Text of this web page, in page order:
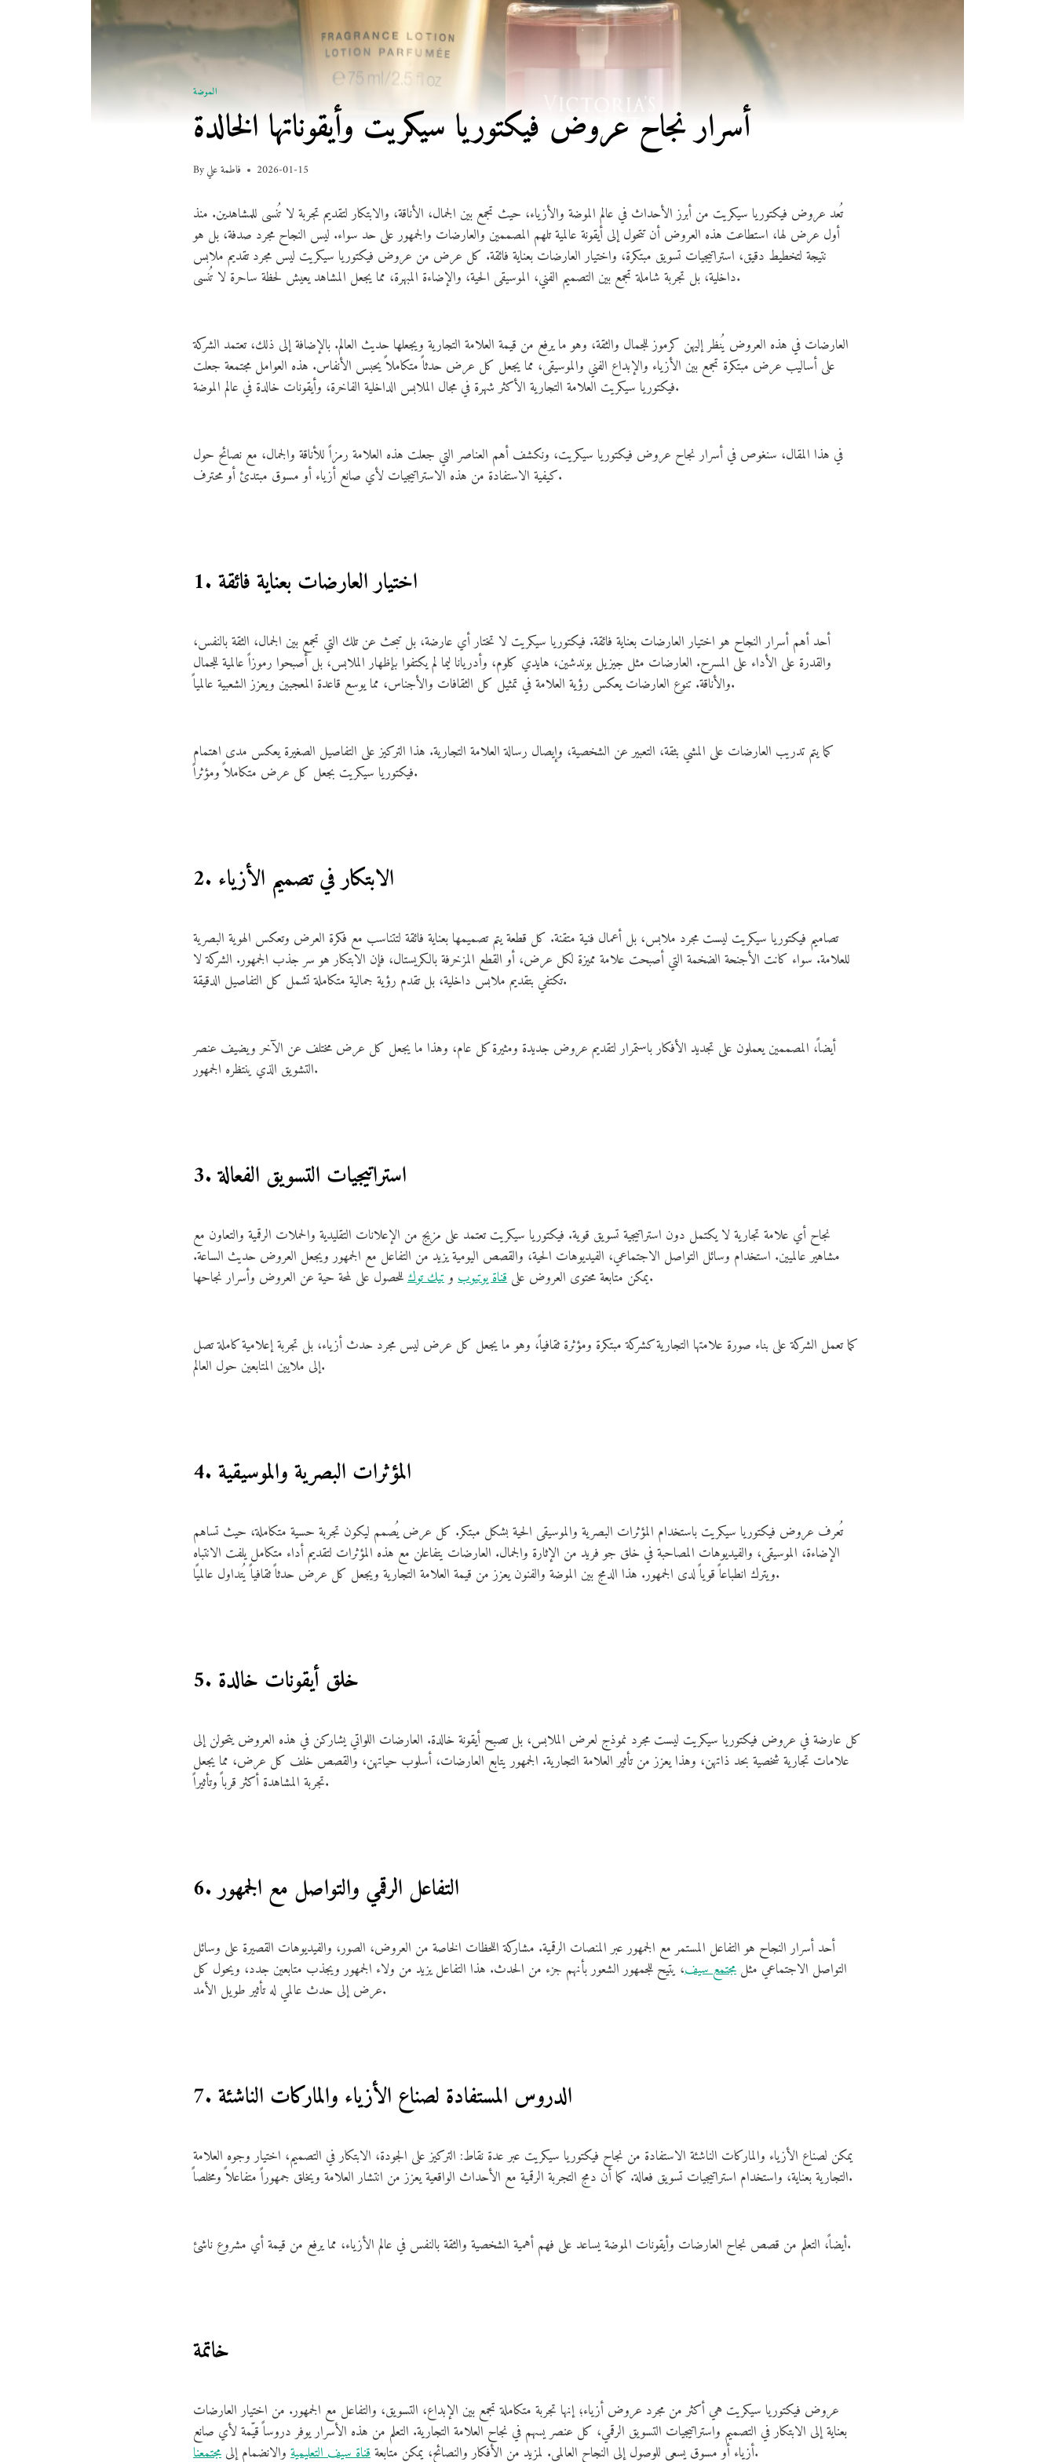
الموضة
أسرار نجاح عروض فيكتوريا سيكريت وأيقوناتها الخالدة
Byفاطمة علي 2026-01-15
تُعد عروض فيكتوريا سيكريت من أبرز الأحداث في عالم الموضة والأزياء، حيث تجمع بين الجمال، الأناقة، والابتكار لتقديم تجربة لا تُنسى للمشاهدين. منذ
أول عرض لها، استطاعت هذه العروض أن تتحول إلى أيقونة عالمية تلهم المصممين والعارضات والجمهور على حد سواء. ليس النجاح مجرد صدفة، بل هو
نتيجة لتخطيط دقيق، استراتيجيات تسويق مبتكرة، واختيار العارضات بعناية فائقة. كل عرض من عروض فيكتوريا سيكريت ليس مجرد تقديم ملابس
داخلية، بل تجربة شاملة تجمع بين التصميم الفني، الموسيقى الحية، والإضاءة المبهرة، مما يجعل المشاهد يعيش لحظة ساحرة لا تُنسى.
العارضات في هذه العروض يُنظر إليهن كرموز للجمال والثقة، وهو ما يرفع من قيمة العلامة التجارية ويجعلها حديث العالم. بالإضافة إلى ذلك، تعتمد الشركة
على أساليب عرض مبتكرة تجمع بين الأزياء والإبداع الفني والموسيقى، مما يجعل كل عرض حدثاً متكاملاً يحبس الأنفاس. هذه العوامل مجتمعة جعلت
فيكتوريا سيكريت العلامة التجارية الأكثر شهرة في مجال الملابس الداخلية الفاخرة، وأيقونات خالدة في عالم الموضة.
في هذا المقال، سنغوص في أسرار نجاح عروض فيكتوريا سيكريت، ونكشف أهم العناصر التي جعلت هذه العلامة رمزاً للأناقة والجمال، مع نصائح حول
كيفية الاستفادة من هذه الاستراتيجيات لأي صانع أزياء أو مسوق مبتدئ أو محترف.
1. اختيار العارضات بعناية فائقة
أحد أهم أسرار النجاح هو اختيار العارضات بعناية فائقة. فيكتوريا سيكريت لا تختار أي عارضة، بل تبحث عن تلك التي تجمع بين الجمال، الثقة بالنفس،
والقدرة على الأداء على المسرح. العارضات مثل جيزيل بوندشين، هايدي كلوم، وأدريانا ليما لم يكتفوا بإظهار الملابس، بل أصبحوا رموزاً عالمية للجمال
والأناقة. تنوع العارضات يعكس رؤية العلامة في تمثيل كل الثقافات والأجناس، مما يوسع قاعدة المعجبين ويعزز الشعبية عالمياً.
كما يتم تدريب العارضات على المشي بثقة، التعبير عن الشخصية، وإيصال رسالة العلامة التجارية. هذا التركيز على التفاصيل الصغيرة يعكس مدى اهتمام
فيكتوريا سيكريت بجعل كل عرض متكاملاً ومؤثراً.
2. الابتكار في تصميم الأزياء
تصاميم فيكتوريا سيكريت ليست مجرد ملابس، بل أعمال فنية متقنة. كل قطعة يتم تصميمها بعناية فائقة لتتناسب مع فكرة العرض وتعكس الهوية البصرية
للعلامة. سواء كانت الأجنحة الضخمة التي أصبحت علامة مميزة لكل عرض، أو القطع المزخرفة بالكريستال، فإن الابتكار هو سر جذب الجمهور. الشركة لا
تكتفي بتقديم ملابس داخلية، بل تقدم رؤية جمالية متكاملة تشمل كل التفاصيل الدقيقة.
أيضاً، المصممين يعملون على تجديد الأفكار باستمرار لتقديم عروض جديدة ومثيرة كل عام، وهذا ما يجعل كل عرض مختلف عن الآخر ويضيف عنصر
التشويق الذي ينتظره الجمهور.
3. استراتيجيات التسويق الفعالة
نجاح أي علامة تجارية لا يكتمل دون استراتيجية تسويق قوية. فيكتوريا سيكريت تعتمد على مزيج من الإعلانات التقليدية والحملات الرقمية والتعاون مع
مشاهير عالميين. استخدام وسائل التواصل الاجتماعي، الفيديوهات الحية، والقصص اليومية يزيد من التفاعل مع الجمهور ويجعل العروض حديث الساعة.
يمكن متابعة محتوى العروض على قناة يوتيوب وتيك توك للحصول على لمحة حية عن العروض وأسرار نجاحها.
كما تعمل الشركة على بناء صورة علامتها التجارية كشركة مبتكرة ومؤثرة ثقافياً، وهو ما يجعل كل عرض ليس مجرد حدث أزياء، بل تجربة إعلامية كاملة تصل
إلى ملايين المتابعين حول العالم.
4. المؤثرات البصرية والموسيقية
تُعرف عروض فيكتوريا سيكريت باستخدام المؤثرات البصرية والموسيقى الحية بشكل مبتكر. كل عرض يُصمم ليكون تجربة حسية متكاملة، حيث تساهم
الإضاءة، الموسيقى، والفيديوهات المصاحبة في خلق جو فريد من الإثارة والجمال. العارضات يتفاعلن مع هذه المؤثرات لتقديم أداء متكامل يلفت الانتباه
ويترك انطباعاً قوياً لدى الجمهور. هذا الدمج بين الموضة والفنون يعزز من قيمة العلامة التجارية ويجعل كل عرض حدثاً ثقافياً يُتداول عالميًا.
5. خلق أيقونات خالدة
كل عارضة في عروض فيكتوريا سيكريت ليست مجرد نموذج لعرض الملابس، بل تصبح أيقونة خالدة. العارضات اللواتي يشاركن في هذه العروض يتحولن إلى
علامات تجارية شخصية بحد ذاتهن، وهذا يعزز من تأثير العلامة التجارية. الجمهور يتابع العارضات، أسلوب حياتهن، والقصص خلف كل عرض، مما يجعل
تجربة المشاهدة أكثر قرباً وتأثيراً.
6. التفاعل الرقمي والتواصل مع الجمهور
أحد أسرار النجاح هو التفاعل المستمر مع الجمهور عبر المنصات الرقمية. مشاركة اللحظات الخاصة من العروض، الصور، والفيديوهات القصيرة على وسائل
التواصل الاجتماعي مثل مجتمع سيف، يتيح للجمهور الشعور بأنهم جزء من الحدث. هذا التفاعل يزيد من ولاء الجمهور ويجذب متابعين جدد، ويحول كل
عرض إلى حدث عالمي له تأثير طويل الأمد.
7. الدروس المستفادة لصناع الأزياء والماركات الناشئة
يمكن لصناع الأزياء والماركات الناشئة الاستفادة من نجاح فيكتوريا سيكريت عبر عدة نقاط: التركيز على الجودة، الابتكار في التصميم، اختيار وجوه العلامة
التجارية بعناية، واستخدام استراتيجيات تسويق فعالة. كما أن دمج التجربة الرقمية مع الأحداث الواقعية يعزز من انتشار العلامة ويخلق جمهوراً متفاعلاً ومخلصاً.
أيضاً، التعلم من قصص نجاح العارضات وأيقونات الموضة يساعد على فهم أهمية الشخصية والثقة بالنفس في عالم الأزياء، مما يرفع من قيمة أي مشروع ناشئ.
خاتمة
عروض فيكتوريا سيكريت هي أكثر من مجرد عروض أزياء؛ إنها تجربة متكاملة تجمع بين الإبداع، التسويق، والتفاعل مع الجمهور. من اختيار العارضات
بعناية إلى الابتكار في التصميم واستراتيجيات التسويق الرقمي، كل عنصر يسهم في نجاح العلامة التجارية. التعلم من هذه الأسرار يوفر دروساً قيّمة لأي صانع
أزياء أو مسوق يسعى للوصول إلى النجاح العالمي. لمزيد من الأفكار والنصائح، يمكن متابعةقناة سيف التعليمية والانضمام إلى مجتمعنا .